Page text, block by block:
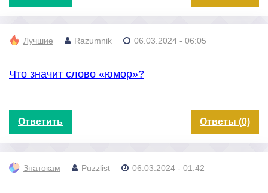
Лучшие Razumnik 06.03.2024 - 06:05
Что значит слово «юмор»?
Ответить Ответы (0)
Знатокам Puzzlist 06.03.2024 - 01:42